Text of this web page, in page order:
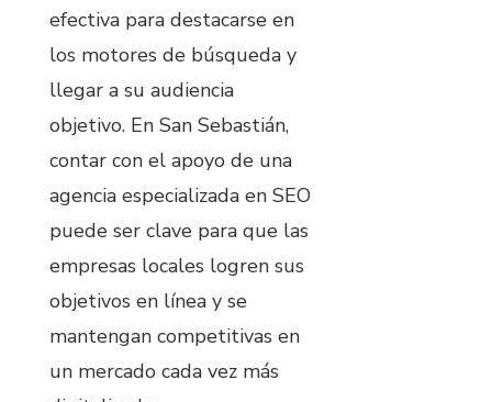
efectiva para destacarse en
los motores de búsqueda y
llegar a su audiencia
objetivo. En San Sebastián,
contar con el apoyo de una
agencia especializada en SEO
puede ser clave para que las
empresas locales logren sus
objetivos en línea y se
mantengan competitivas en
un mercado cada vez más